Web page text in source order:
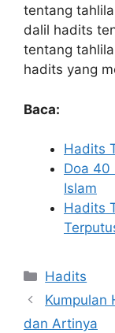
tentang
dalil hadits
tentang
hadits yang
Baca:
Hadits
Doa 40
Islam
Hadits
Kategori
Hadits
Kumpulan
dan Artinya